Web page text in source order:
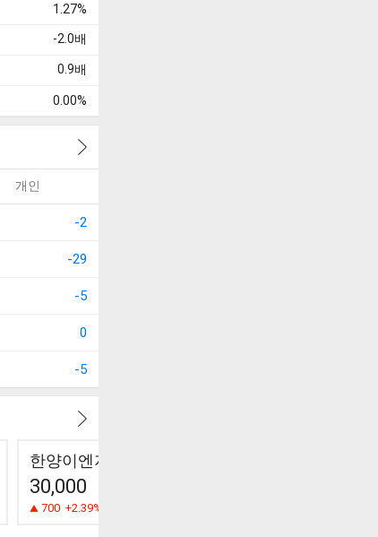
1.27%
-2.0배
0.9배
0.00%
개인
-2
-29
-5
0
-5
한양이엔지
30,000
700 +2.39%